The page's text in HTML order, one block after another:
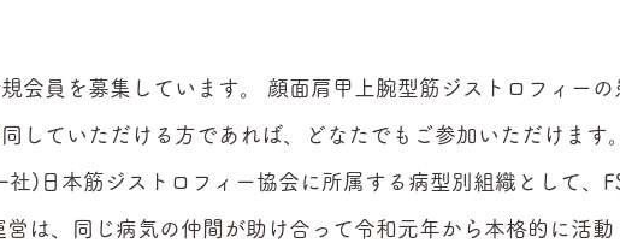
会員を募集しています。 顔面肩甲上腕型筋ジストロフィーの
していただける方であれば、どなたでもご参加いただけます。
社)日本筋ジストロフィー協会に所属する病型別組織として、
営は、同じ病気の仲間が助け合って令和元年から本格的に活動